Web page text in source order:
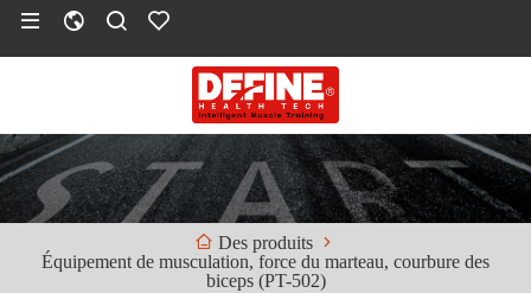
Des produits
Équipement de musculation, force du marteau, courbure des
biceps (PT-502)